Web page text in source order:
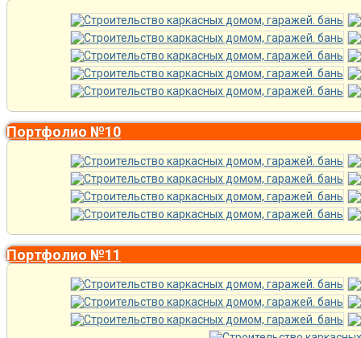
Портфолио №10
Портфолио №11